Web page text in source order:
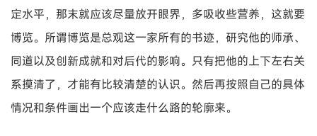
定水平，那末就应该尽量放开眼界，多吸收些营养，这就要
博览。所谓博览是总观这一家所有的书迹，研究他的师承、
同道以及创新成就和对后代的影响。只有把他的上下左右关
系摸清了，才能有比较清楚的认识。然后再按照自己的具体
情况和条件画出一个应该走什么路的轮廓来。